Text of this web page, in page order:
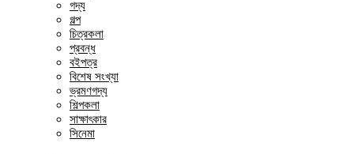
গদ্য
গল্প
চিত্রকলা
প্রবন্ধ
বইপত্র
বিশেষ সংখ্যা
ভ্রমণগদ্য
শিল্পকলা
সাক্ষাৎকার
সিনেমা